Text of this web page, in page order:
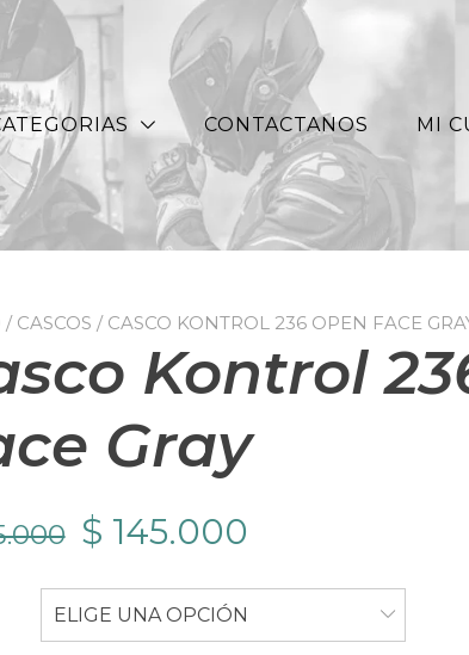
CONTACTANOS MI
/ CASCOS / CASCO KONTROL 236 OPEN FACE
Kontrol
Gray
El
precio
original
$ 145.000
precio
actual
ELIGE UNA OPCIÓN